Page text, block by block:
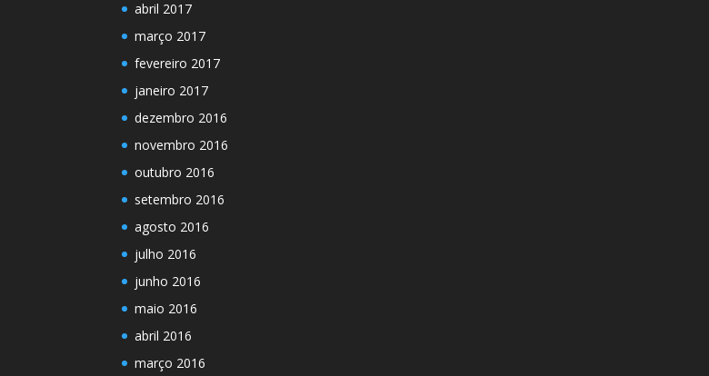
abril 2017
março 2017
fevereiro 2017
janeiro 2017
dezembro 2016
novembro 2016
outubro 2016
setembro 2016
agosto 2016
julho 2016
junho 2016
maio 2016
abril 2016
março 2016